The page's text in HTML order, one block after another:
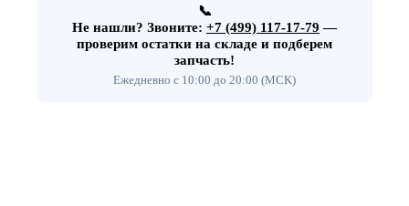
📞
Не нашли? Звоните: +7 (499) 117-17-79 —
проверим остатки на складе и подберем
запчасть!
Ежедневно с 10:00 до 20:00 (МСК)